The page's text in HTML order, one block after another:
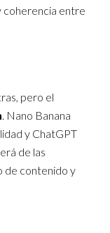
coherencia entre
pero el
. Nano Banana
y ChatGPT
de las
de contenido y